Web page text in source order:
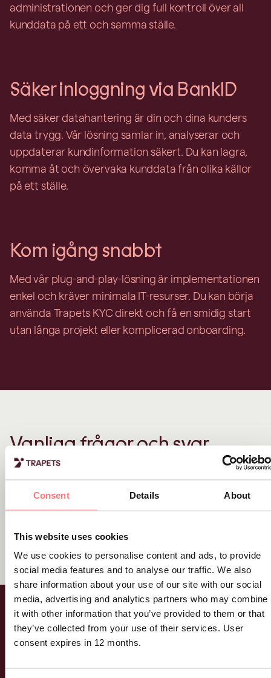
Consent Details About
This website uses cookies
We use cookies to personalise content and ads, to provide
social media features and to analyse our traffic. We also
share information about your use of our site with our social
media, advertising and analytics partners who may combine
it with other information that you’ve provided to them or that
they’ve collected from your use of their services. User
consent expires in 12 months.
administrationen och ger dig full kontroll över all
kunddata på ett och samma ställe.
Säker inloggning via BankID
Med säker datahantering är din och dina kunders
data trygg. Vår lösning samlar in, analyserar och
uppdaterar kundinformation säkert. Du kan lagra,
komma åt och övervaka kunddata från olika källor
på ett ställe.
Kom igång snabbt
Med vår plug-and-play-lösning är implementationen
enkel och kräver minimala IT-resurser. Du kan börja
använda Trapets KYC direkt och få en smidig start
utan långa projekt eller komplicerad onboarding.
Vanliga frågor och svar
Hur börjar jag använda Trapets KYC?
Hur loggar jag in som tidigare kund hos Regtech solutions?
Vad gör jag om jag behöver support eller har frågor?